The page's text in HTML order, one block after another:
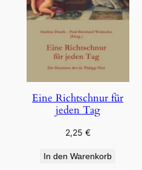
Eine Richtschnur für
jeden Tag
2,25 €
In den Warenkorb